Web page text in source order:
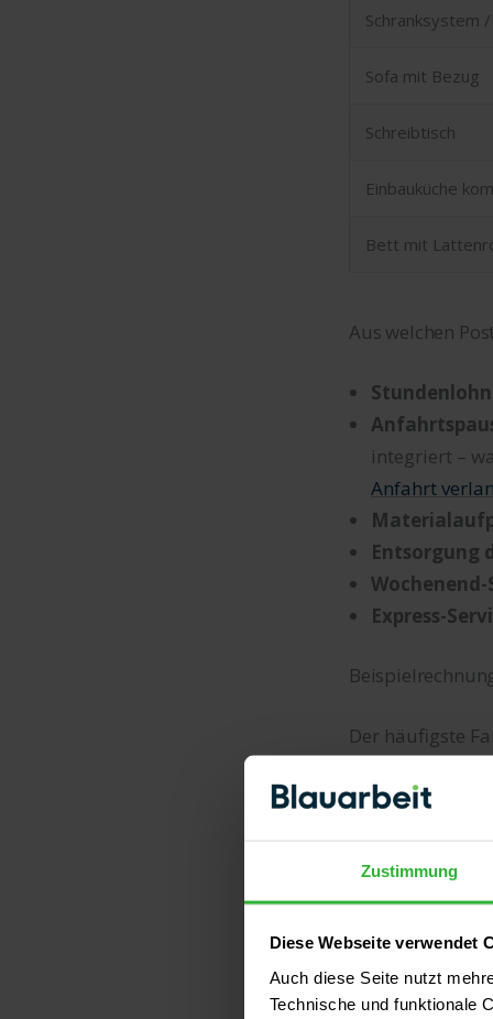
Zustimmung
Diese Webseite verwendet
Auch diese Seite nutzt
Technische und funktionale
Schranksystem
Sofa mit Bezug
Schreibtisch
Einbauküche
Bett mit
Aus welchen
integriert –
Anfahrt
Entsorgung
Wochenend-
Express-
Der häufigste
rechnet ein
Kleiderschrank
Bett mit